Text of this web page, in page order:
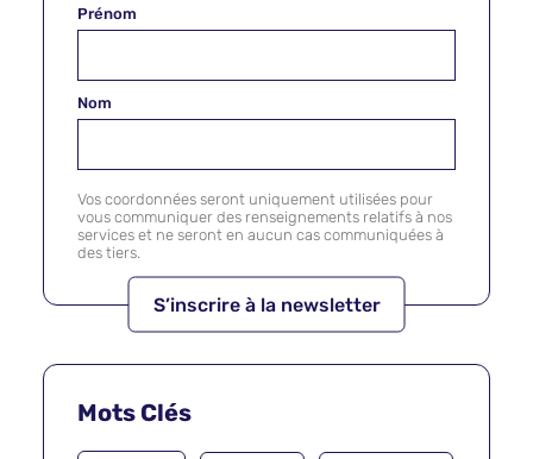
Prénom
Nom
Vos coordonnées seront uniquement utilisées pour
vous communiquer des renseignements relatifs à nos
services et ne seront en aucun cas communiquées à
des tiers.
Mots Clés